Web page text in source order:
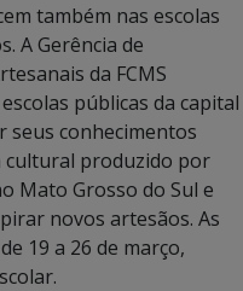
também nas escolas
A Gerência de
da FCMS
públicas da capital
conhecimentos
cultural produzido por
Mato Grosso do Sul e
novos artesãos. As
19 a 26 de março,